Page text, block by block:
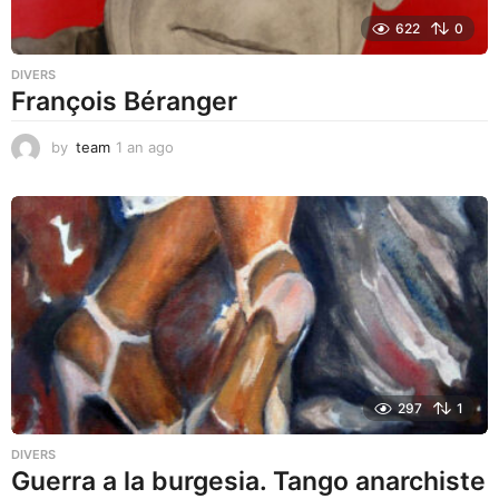
622 0
DIVERS
François Béranger
by team 1 an ago
a
o
297 1
DIVERS
Guerra a la burgesia. Tango anarchiste